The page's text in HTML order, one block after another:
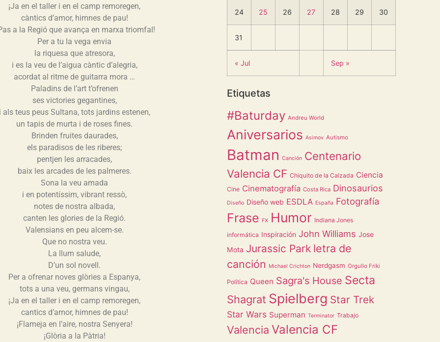
¡Ja en el taller i en el camp remoregen,
càntics d’amor, himnes de pau!
a la Regió que avança en marxa triomfal!
Per a tu la vega envia
la riquesa que atresora,
i es la veu de l’aigua càntic d’alegria,
acordat al ritme de guitarra mora …
Paladins de l’art t’ofrenen
ses victories gegantines,
als teus peus Sultana, tots jardins estenen,
un tapis de murta i de roses fines.
Brinden fruites daurades,
els paradisos de les riberes;
pentjen les arracades,
baix les arcades de les palmeres.
Sona la veu amada
i en potentíssim, vibrant ressò,
notes de nostra albada,
canten les glories de la Regió.
Valensians en peu alcem-se.
Que no nostra veu.
La llum salude,
D’un sol novell.
Per a ofrenar noves glòries a Espanya,
tots a una veu, germans vingau,
¡Ja en el taller i en el camp remoregen,
cantics d’amor, himnes de pau!
¡Flameja en l’aire, nostra Senyera!
¡Glòria a la Pàtria!
24 25 26 27 28 29 30
31
« Jul Sep »
Etiquetas
#Baturday Andreu World
Aniversarios Asimov Autismo
Batman Canción Centenario
Valencia CF Chiquito de la Calzada Ciencia
Cine Cinematografía Costa Rica Dinosaurios
Diseño Diseño web ESDLA España Fotografía
Frase FX Humor Indiana Jones
informática Inspiración John Williams Jose
Mota Jurassic Park letra de
canción
Michael Crichton Nerdgasm Orgullo Friki
Política Queen Sagra's House Secta
Shagrat Spielberg Star Trek
Star Wars Superman Terminator Trabajo
Valencia Valencia CF